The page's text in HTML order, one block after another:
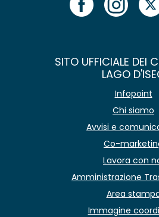
SITO UFFICIALE DEI
LAGO
Infopoint
Chi siamo
Avvisi e
Co-
Lavora con
Amministrazione
Area
Immagine